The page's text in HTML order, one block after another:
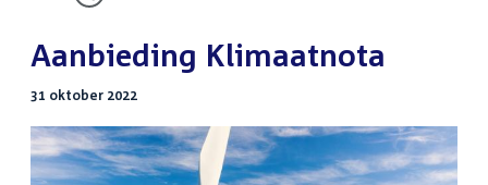
Aanbieding Klimaatnota
31 oktober 2022